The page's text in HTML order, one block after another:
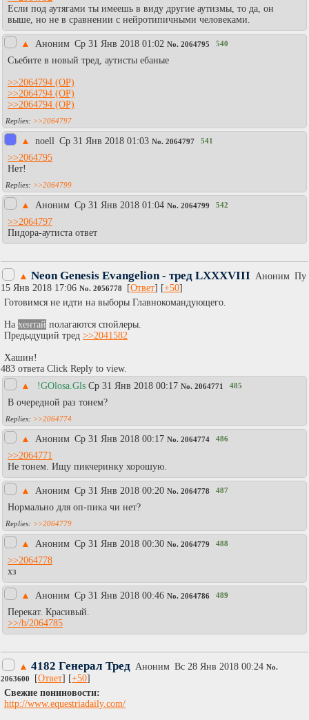
Если под аутягами ты имеешь в виду другие аутизмы, то да, он
выше, но не в сравнении с нейротипичными человеками.
▲ Аноним Ср 31 Янв 2018 01:02 No. 2064795 540
Съебите в новый тред, аутисты ебаные
>>2064794
>>2064794
>>2064794
>>2064797
▲ noell Ср 31 Янв 2018 01:03 No. 2064797 541
>>2064795
Нет!
>>2064799
▲ Аноним Ср 31 Янв 2018 01:04 No. 2064799 542
>>2064797
Пидора-аутиста ответ
▲ Neon Genesis Evangelion - тред LXXXVIII Аноним Пy
15 Янв 2018 17:06 No. 2056778 [Ответ] [+50]
Готовимся не идти на выборы Главнокомандующего.
На хентай полагаются спойлеры.
Предыдущий тред >>2041582
Хашин!
483 ответа Click Reply to view.
▲
!GOlosa.Gls Ср 31 Янв 2018 00:17 No. 2064771 485
В очередной раз тонем?
>>2064774
▲ Аноним Ср 31 Янв 2018 00:17 No. 2064774 486
>>2064771
Не тонем. Ищу пикчеринку хорошую.
▲ Аноним Ср 31 Янв 2018 00:20 No. 2064778 487
Нормально для оп-пика чи нет?
>>2064779
▲ Аноним Ср 31 Янв 2018 00:30 No. 2064779 488
>>2064778
хз
▲ Аноним Ср 31 Янв 2018 00:46 No. 2064786 489
Перекат. Красивый.
>>/b/2064785
▲ 4182 Генерал Тред Аноним Вc 28 Янв 2018 00:24 No.
2063600
[Ответ] [+50]
Свежие пониновости:
http://www.equestriadaily.com/